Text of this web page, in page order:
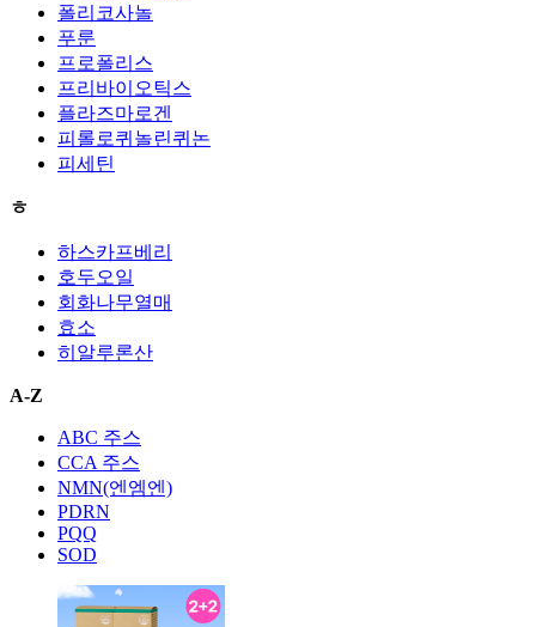
폴리코사놀
푸룬
프로폴리스
프리바이오틱스
플라즈마로겐
피롤로퀴놀린퀴논
피세틴
ㅎ
하스카프베리
호두오일
회화나무열매
효소
히알루론산
A-Z
ABC 주스
CCA 주스
NMN(엔엠엔)
PDRN
PQQ
SOD